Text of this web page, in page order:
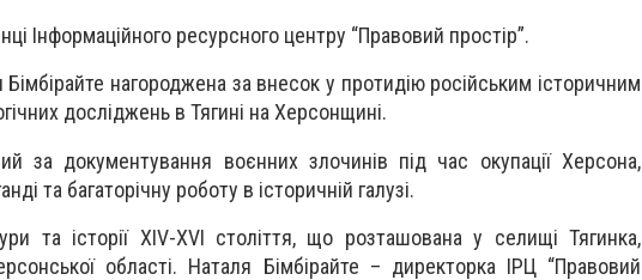
Інформаційного ресурсного центру “Правовий простір”.
нагороджена за внесок у протидію російським історичним
досліджень в Тягині на Херсонщині.
за документування воєнних злочинів під час окупації Херсона,
та багаторічну роботу в історичній галузі.
та історії XIV-XVI століття, що розташована у селищі Тягинка,
області. Наталя Бімбірайте – директорка ІРЦ “Правовий